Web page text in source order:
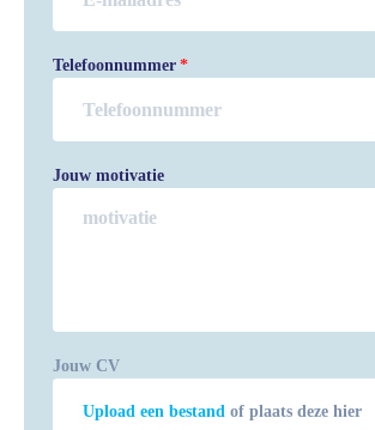
Telefoonnummer
Jouw motivatie
Jouw CV
Upload een bestand of plaats deze hier